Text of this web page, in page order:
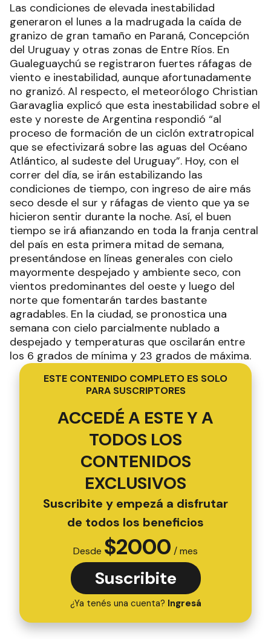
Las condiciones de elevada inestabilidad
generaron el lunes a la madrugada la caída de
granizo de gran tamaño en Paraná, Concepción
del Uruguay y otras zonas de Entre Ríos. En
Gualeguaychú se registraron fuertes ráfagas de
viento e inestabilidad, aunque afortunadamente
no granizó. Al respecto, el meteorólogo Christian
Garavaglia explicó que esta inestabilidad sobre el
este y noreste de Argentina respondió “al
proceso de formación de un ciclón extratropical
que se efectivizará sobre las aguas del Océano
Atlántico, al sudeste del Uruguay”. Hoy, con el
correr del día, se irán estabilizando las
condiciones de tiempo, con ingreso de aire más
seco desde el sur y ráfagas de viento que ya se
hicieron sentir durante la noche. Así, el buen
tiempo se irá afianzando en toda la franja central
del país en esta primera mitad de semana,
presentándose en líneas generales con cielo
mayormente despejado y ambiente seco, con
vientos predominantes del oeste y luego del
norte que fomentarán tardes bastante
agradables. En la ciudad, se pronostica una
semana con cielo parcialmente nublado a
despejado y temperaturas que oscilarán entre
los 6 grados de mínima y 23 grados de máxima.
ESTE CONTENIDO COMPLETO ES SOLO
PARA SUSCRIPTORES
ACCEDÉ A ESTE Y A
TODOS LOS
CONTENIDOS
EXCLUSIVOS
Suscribite y empezá a disfrutar
de todos los beneficios
Desde $2000 / mes
Suscribite
¿Ya tenés una cuenta? Ingresá